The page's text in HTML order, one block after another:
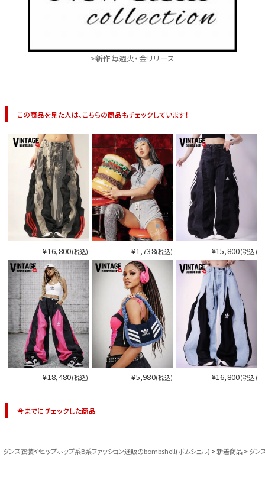
>新作毎週火・金リリース
この商品を見た人は、こちらの商品もチェックしています！
¥16,800(税込) ¥1,738(税込) ¥15,800(税込)
¥18,480(税込) ¥5,980(税込) ¥16,800(税込)
今までにチェックした商品
ダンス衣装やヒップホップ系B系ファッション通販のbombshell(ボムシェル) 新着商品 ダン